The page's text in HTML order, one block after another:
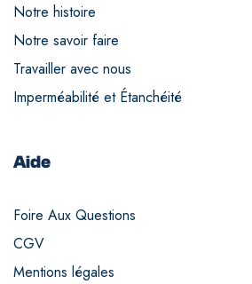
Notre histoire
Notre savoir faire
Travailler avec nous
Imperméabilité et Étanchéité
Aide
Foire Aux Questions
CGV
Mentions légales